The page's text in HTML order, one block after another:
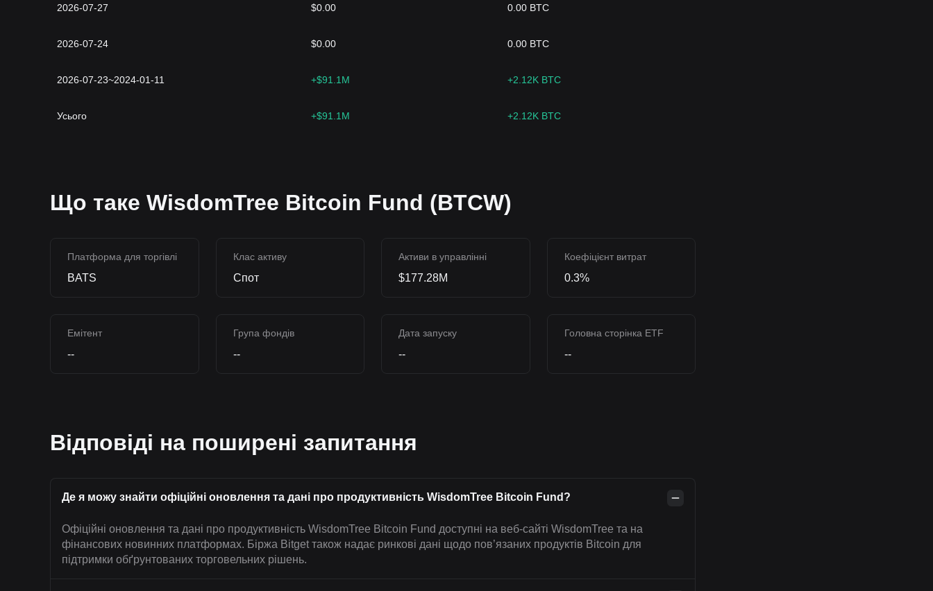
2026-07-27 $0.00 0.00 BTC
2026-07-24 $0.00 0.00 BTC
2026-07-23~2024-01-11 +$91.1M +2.12K BTC
Усього +$91.1M +2.12K BTC
Що таке WisdomTree Bitcoin Fund (BTCW)
Платформа для торгівлі
BATS
Клас активу
Спот
Активи в управлінні
$177.28M
Коефіцієнт витрат
0.3%
Емітент
--
Група фондів
--
Дата запуску
--
Головна сторінка ETF
--
Відповіді на поширені запитання
Де я можу знайти офіційні оновлення та дані про продуктивність WisdomTree Bitcoin Fund?
Офіційні оновлення та дані про продуктивність WisdomTree Bitcoin Fund доступні на веб-сайті WisdomTree та на
фінансових новинних платформах. Біржа Bitget також надає ринкові дані щодо пов’язаних продуктів Bitcoin для
підтримки обґрунтованих торговельних рішень.